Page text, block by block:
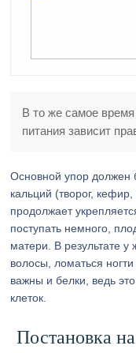
В то же самое
питания зависит
Основной упор должен
кальций (творог,
продолжает
поступать немного,
матери. В результате
волосы, ломаться
важны и белки, ведь
клеток.
Постановка